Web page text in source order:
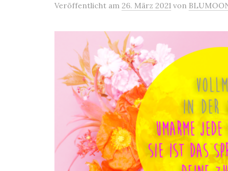
Veröffentlicht am 26. März 2021 von